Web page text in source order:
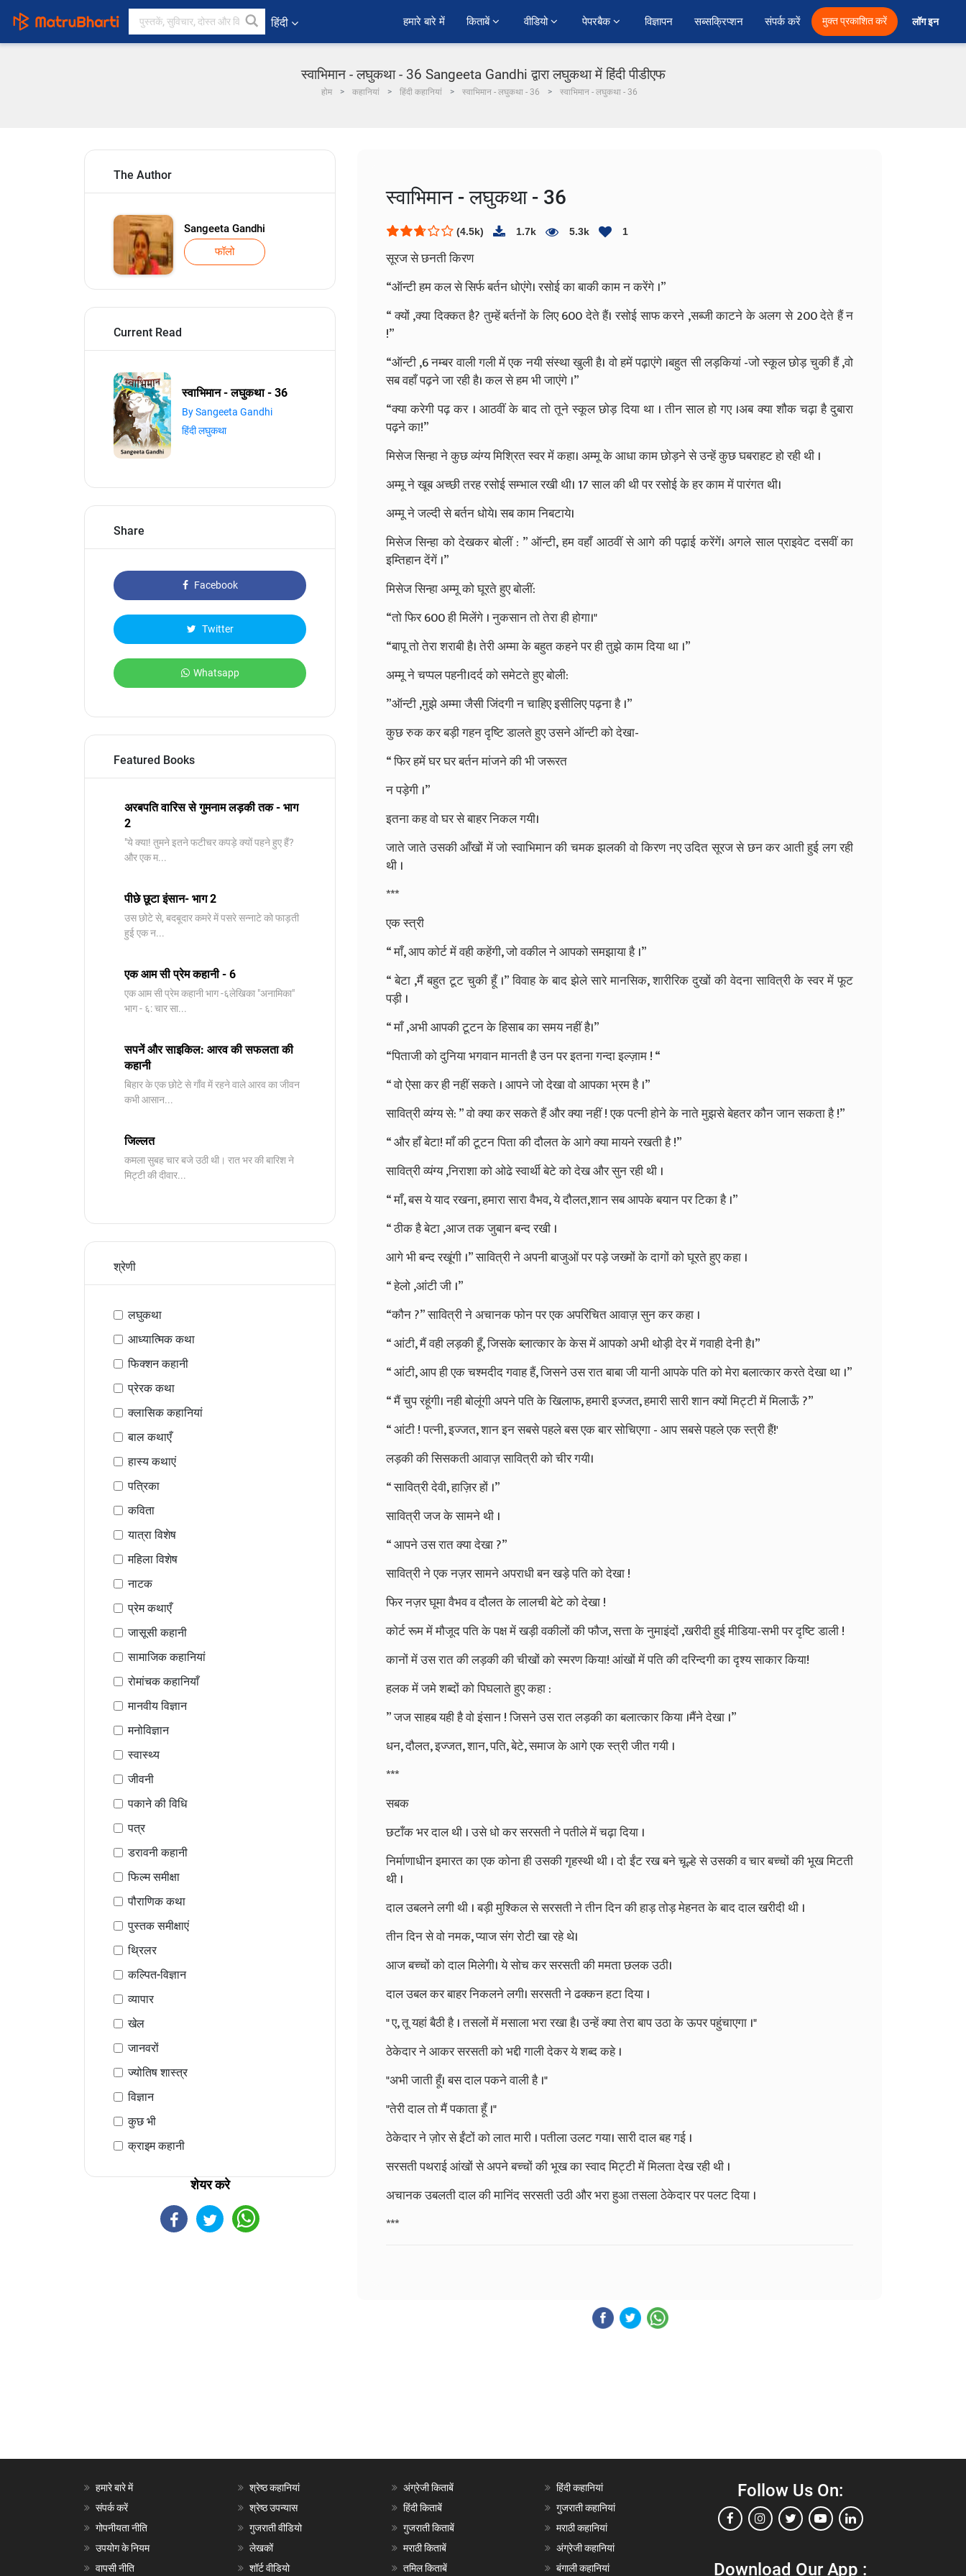
हिंदी हमारे बारे में किताबें वीडियो पेपरबैक विज्ञापन सब्सक्रिप्शन संपर्क करें मुक्त प्रकाशित करें लॉग इन
स्वाभिमान - लघुकथा - 36 Sangeeta Gandhi द्वारा लघुकथा में हिंदी पीडीएफ
होम कहानियां हिंदी कहानियां स्वाभिमान - लघुकथा - 36 स्वाभिमान - लघुकथा - 36
The Author
Sangeeta Gandhi
फॉलो
Current Read
स्वाभिमान - लघुकथा - 36
By Sangeeta Gandhi
हिंदी लघुकथा
Share
Facebook
Twitter
Whatsapp
Featured Books
अरबपति वारिस से गुमनाम लड़की तक - भाग
2
"ये क्या! तुमने इतने फटीचर कपड़े क्यों पहने हुए हैं?
और एक म...
पीछे छूटा इंसान- भाग 2
उस छोटे से, बदबूदार कमरे में पसरे सन्नाटे को फाड़ती
हुई एक न...
एक आम सी प्रेम कहानी - 6
​एक आम सी प्रेम कहानी भाग -६लेखिका "अनामिका"
भाग - ६: चार सा...
सपनें और साइकिल: आरव की सफलता की
कहानी
बिहार के एक छोटे से गाँव में रहने वाले आरव का जीवन
कभी आसान...
जिल्लत
कमला सुबह चार बजे उठी थी। रात भर की बारिश ने
मिट्टी की दीवार...
श्रेणी
लघुकथा
आध्यात्मिक कथा
फिक्शन कहानी
प्रेरक कथा
क्लासिक कहानियां
बाल कथाएँ
हास्य कथाएं
पत्रिका
कविता
यात्रा विशेष
महिला विशेष
नाटक
प्रेम कथाएँ
जासूसी कहानी
सामाजिक कहानियां
रोमांचक कहानियाँ
मानवीय विज्ञान
मनोविज्ञान
स्वास्थ्य
जीवनी
पकाने की विधि
पत्र
डरावनी कहानी
फिल्म समीक्षा
पौराणिक कथा
पुस्तक समीक्षाएं
थ्रिलर
कल्पित-विज्ञान
व्यापार
खेल
जानवरों
ज्योतिष शास्त्र
विज्ञान
कुछ भी
क्राइम कहानी
शेयर करे
स्वाभिमान - लघुकथा - 36
(4.5k) 1.7k 5.3k 1
सूरजसेछनतीकिरण
“ऑन्टीहमकलसेसिर्फबर्तनधोएंगे।रसोईकाबाकीकामनकरेंगे ।”
“क्यों,क्यादिक्कतहै?तुम्हेंबर्तनोंकेलिए600देतेहैं। रसोईसाफकरने ,सब्जीकाटनेकेअलगसे200देतेहैंन
!”
“ऑन्टी,6नम्बरवालीगलीमेंएकनयीसंस्थाखुलीहै।वोहमेंपढ़ाएंगे ।बहुतसीलड़कियां-जोस्कूलछोड़चुकीहैं,वो
सबवहाँपढ़नेजारहीहै।कलसेहमभीजाएंगे ।”
“क्याकरेगीपढ़कर । आठवींकेबादतोतूनेस्कूलछोड़दियाथा । तीनसालहोगए ।अबक्याशौकचढ़ाहैदुबारा
पढ़नेका!”
मिसेजसिन्हानेकुछव्यंग्यमिश्रितस्वरमेंकहा।अम्मूकेआधाकामछोड़नेसेउन्हेंकुछघबराहटहोरहीथी ।
अम्मूनेखूबअच्छीतरहरसोईसम्भालरखीथी।17सालकीथीपररसोईकेहरकाममेंपारंगतथी।
अम्मूनेजल्दीसेबर्तनधोये।सबकामनिबटाये।
मिसेजसिन्हा कोदेखकरबोलीं: ”ऑन्टी,हमवहाँ आठवींसेआगे कीपढ़ाई करेंगें। अगलेसालप्राइवेट दसवींका
इम्तिहानदेंगें ।”
मिसेजसिन्हाअम्मूकोघूरतेहुएबोलीं:
“तोफिर600हीमिलेंगे ।नुकसानतोतेराहीहोगा।"
“बापूतोतेराशराबीहै।तेरीअम्माकेबहुतकहनेपरहीतुझेकामदियाथा ।”
अम्मूनेचप्पलपहनी।दर्दकोसमेटतेहुएबोली:
”ऑन्टी,मुझेअम्माजैसीजिंदगीनचाहिएइसीलिएपढ़नाहै ।”
कुछरुककरबड़ीगहनदृष्टिडालतेहुएउसनेऑन्टीकोदेखा-
“फिरहमेंघरघरबर्तनमांजनेकीभीजरूरत
नपड़ेगी ।”
इतनाकहवोघरसेबाहरनिकलगयी।
जातेजातेउसकीआँखोंमेंजोस्वाभिमानकीचमकझलकीवोकिरणनएउदितसूरजसेछनकरआतीहुईलगरही
थी ।
***
एकस्त्री
“माँ,आपकोर्टमेंवहीकहेंगी,जोवकीलनेआपकोसमझायाहै ।”
“बेटा ,मैंबहुतटूटचुकीहूँ ।”विवाहकेबादझेलेसारेमानसिक,शारीरिकदुखोंकीवेदनासावित्रीकेस्वरमेंफूट
पड़ी ।
“माँ,अभीआपकीटूटनकेहिसाबकासमयनहींहै।”
“पिताजीकोदुनियाभगवानमानतीहैउनपरइतनागन्दाइल्ज़ाम! “
“वोऐसाकरहीनहींसकते ।आपनेजोदेखावोआपकाभ्रमहै ।”
सावित्रीव्यंग्यसे: ”वोक्याकरसकतेहैंऔरक्यानहीं!एकपत्नीहोनेकेनातेमुझसेबेहतरकौनजानसकताहै!”
“औरहाँबेटा!माँकीटूटनपिताकीदौलतकेआगेक्यामायनेरखतीहै!”
सावित्रीव्यंग्य,निराशाकोओढेस्वार्थीबेटेकोदेखऔरसुनरहीथी ।
“माँ,बसयेयादरखना,हमारासारावैभव,येदौलत,शानसबआपकेबयानपरटिकाहै ।”
“ठीकहैबेटा,आजतकजुबानबन्दरखी ।
आगेभीबन्दरखूंगी ।”सावित्रीनेअपनीबाजुओंपरपड़ेजख्मोंकेदागोंकोघूरतेहुएकहा ।
“हेलो,आंटीजी ।”
“कौन?”सावित्रीनेअचानकफोनपरएकअपरिचितआवाज़सुनकरकहा ।
“आंटी,मैंवहीलड़कीहूँ,जिसकेब्लात्कारकेकेसमेंआपकोअभीथोड़ीदेरमेंगवाहीदेनीहै।”
“आंटी,आपहीएकचश्मदीदगवाहहैं,जिसनेउसरातबाबाजीयानीआपकेपतिकोमेराबलात्कारकरतेदेखाथा ।”
“मैंचुपरहूंगी।नहीबोलूंगीअपनेपतिकेखिलाफ,हमारीइज्जत,हमारीसारीशानक्योंमिट्टीमेंमिलाऊँ?”
“आंटी!पत्नी,इज्जत,शानइनसबसेपहलेबसएकबारसोचिएगा-आपसबसेपहलेएकस्त्रीहैं!'
लड़कीकीसिसकतीआवाज़सावित्रीकोचीरगयी।
“सावित्रीदेवी,हाज़िरहों ।”
सावित्रीजजकेसामनेथी ।
“आपनेउसरातक्यादेखा?”
सावित्रीनेएकनज़रसामनेअपराधीबनखड़ेपतिकोदेखा!
फिरनज़रघूमावैभववदौलतकेलालचीबेटेकोदेखा!
कोर्टरूममेंमौजूदपतिकेपक्षमेंखड़ीवकीलोंकीफौज,सत्ताकेनुमाइंदों,खरीदीहुईमीडिया-सभीपरदृष्टिडाली!
कानोंमेंउसरातकीलड़कीकीचीखोंकोस्मरणकिया!आंखोंमेंपतिकीदरिन्दगीकादृश्यसाकारकिया!
हलकमेंजमेशब्दोंकोपिघलातेहुएकहा:
”जजसाहबयहीहैवोइंसान!जिसनेउसरातलड़कीकाबलात्कारकिया ।मैंनेदेखा ।”
धन,दौलत,इज्जत,शान,पति,बेटे,समाजकेआगेएकस्त्रीजीतगयी ।
***
सबक
छटाँकभरदालथी ।उसेधोकरसरसतीनेपतीलेमेंचढ़ादिया ।
निर्माणाधीनइमारतकाएककोनाहीउसकीगृहस्थीथी ।दोईंटरखबनेचूल्हेसेउसकीवचारबच्चोंकीभूखमिटती
थी ।
दालउबलनेलगीथी ।बड़ीमुश्किलसेसरसतीनेतीनदिनकीहाड़तोड़मेहनतकेबाददालखरीदीथी ।
तीनदिनसेवोनमक,प्याजसंगरोटीखारहेथे।
आजबच्चोंकोदालमिलेगी।येसोचकरसरसतीकीममताछलकउठी।
दालउबलकरबाहरनिकलनेलगी।सरसतीनेढक्कनहटादिया ।
"ए,तूयहांबैठीहै ।तसलोंमेंमसालाभरारखाहै।उन्हेंक्यातेराबापउठाकेऊपरपहुंचाएगा ।"
ठेकेदारनेआकरसरसतीकोभद्दीगालीदेकरयेशब्दकहे ।
"अभीजातीहूँ।बसदालपकनेवालीहै ।"
"तेरीदालतोमैंपकाताहूँ ।"
ठेकेदारनेज़ोरसेईंटोंकोलातमारी ।पतीलाउलटगया।सारीदालबहगई ।
सरसतीपथराईआंखोंसेअपनेबच्चोंकीभूखकास्वादमिट्टीमेंमिलतादेखरहीथी ।
अचानकउबलतीदालकीमानिंदसरसतीउठीऔरभराहुआतसलाठेकेदारपरपलटदिया ।
***
हमारे बारे में
संपर्क करें
गोपनीयता नीति
उपयोग के नियम
वापसी नीति
श्रेष्ठ कहानियां
श्रेष्ठ उपन्यास
गुजराती वीडियो
लेखकों
शॉर्ट वीडियो
अंग्रेजी किताबें
हिंदी किताबें
गुजराती किताबें
मराठी किताबें
तमिल किताबें
हिंदी कहानियां
गुजराती कहानियां
मराठी कहानियां
अंग्रेजी कहानियां
बंगाली कहानियां
Follow Us On:
Download Our App :